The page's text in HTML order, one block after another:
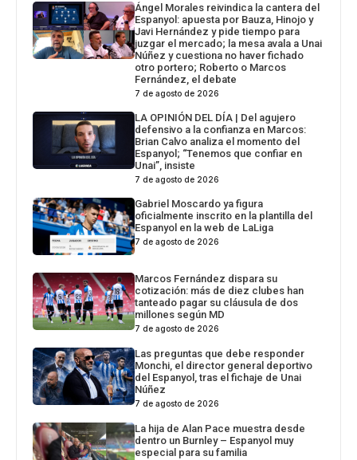
Ángel Morales reivindica la cantera del
Espanyol: apuesta por Bauza, Hinojo y
Javi Hernández y pide tiempo para
juzgar el mercado; la mesa avala a Unai
Núñez y cuestiona no haver fichado
otro portero; Roberto o Marcos
Fernández, el debate
7 de agosto de 2026
LA OPINIÓN DEL DÍA | Del agujero
defensivo a la confianza en Marcos:
Brian Calvo analiza el momento del
Espanyol; “Tenemos que confiar en
Unai”, insiste
7 de agosto de 2026
Gabriel Moscardo ya figura
oficialmente inscrito en la plantilla del
Espanyol en la web de LaLiga
7 de agosto de 2026
Marcos Fernández dispara su
cotización: más de diez clubes han
tanteado pagar su cláusula de dos
millones según MD
7 de agosto de 2026
Las preguntas que debe responder
Monchi, el director general deportivo
del Espanyol, tras el fichaje de Unai
Núñez
7 de agosto de 2026
La hija de Alan Pace muestra desde
dentro un Burnley – Espanyol muy
especial para su familia